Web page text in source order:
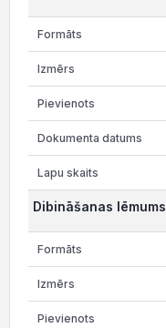
Dibināšanas lēmums